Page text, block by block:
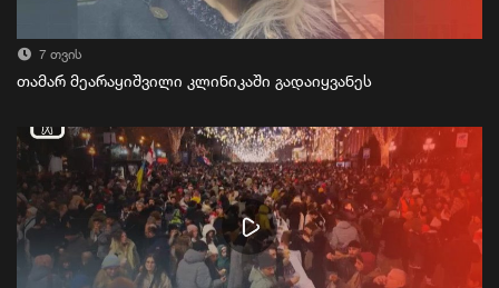
7 თვის
თამარ მეარაყიშვილი კლინიკაში გადაიყვანეს